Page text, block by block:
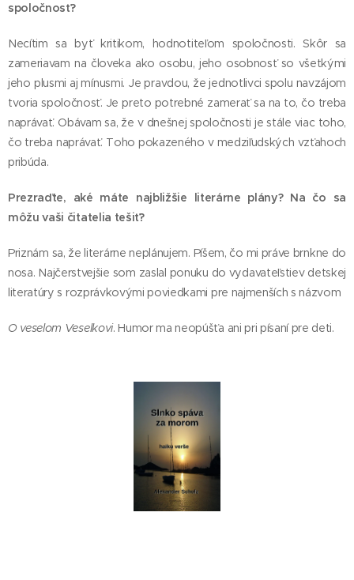
spoločnosť?
Necítim sa byť kritikom, hodnotiteľom spoločnosti. Skôr sa
zameriavam na človeka ako osobu, jeho osobnosť so všetkými
jeho plusmi aj mínusmi. Je pravdou, že jednotlivci spolu navzájom
tvoria spoločnosť. Je preto potrebné zamerať sa na to, čo treba
naprávať. Obávam sa, že v dnešnej spoločnosti je stále viac toho,
čo treba naprávať. Toho pokazeného v medziľudských vzťahoch
pribúda.
Prezraďte, aké máte najbližšie literárne plány? Na čo sa
môžu vaši čitatelia tešiť?
Priznám sa, že literárne neplánujem. Píšem, čo mi práve brnkne do
nosa. Najčerstvejšie som zaslal ponuku do vydavateľstiev detskej
literatúry s rozprávkovými poviedkami pre najmenších s názvom
O veselom Veselkovi. Humor ma neopúšťa ani pri písaní pre deti.